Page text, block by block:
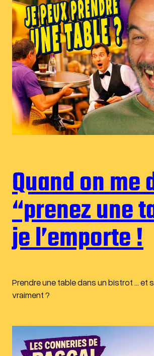
Quand on me
“prenez une
je l’emporte !
Prendre une table dans un bistrot … et
vraiment ?